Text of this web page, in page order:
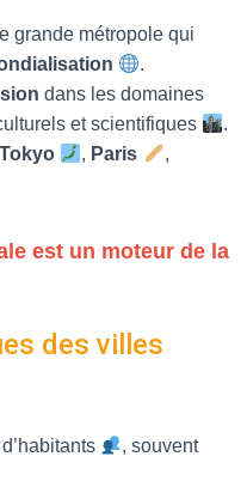
grande métropole qui
.
dans les domaines
et scientifiques
.
Tokyo , Paris
,
est un moteur de la
des villes
, souvent